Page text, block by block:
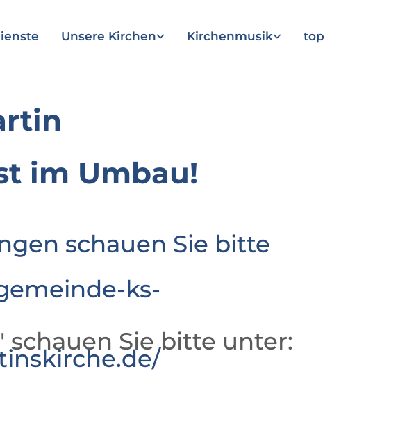
Unsere Kirchen Kirchenmusik top
im Umbau!
schauen Sie bitte
ks-
schauen Sie bitte unter: